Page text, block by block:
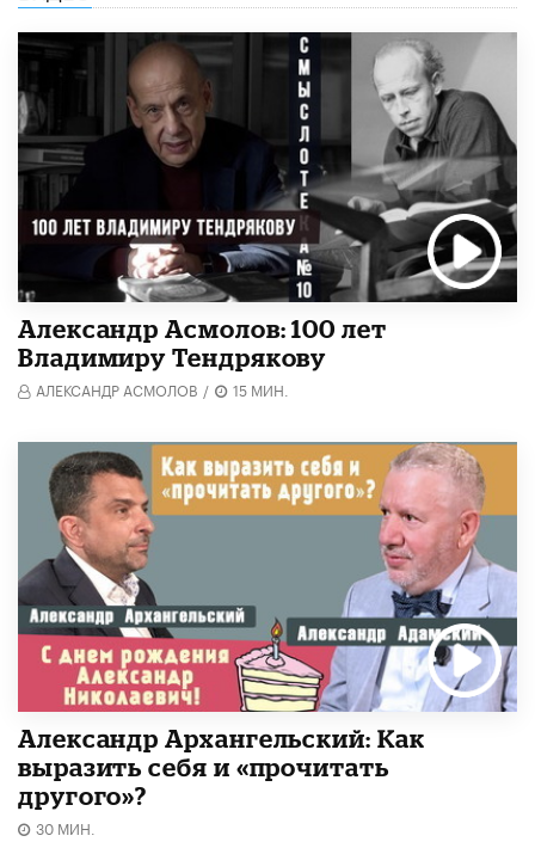
Александр Асмолов: 100 лет
Владимиру Тендрякову
АЛЕКСАНДР АСМОЛОВ / 15 МИН.
Александр Архангельский: Как
выразить себя и «прочитать
другого»?
30 МИН.